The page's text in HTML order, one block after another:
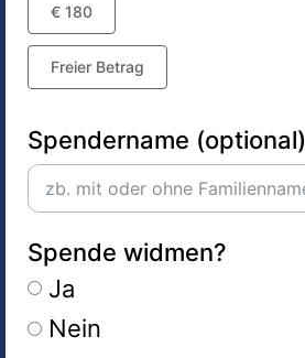
€ 180
Freier Betrag
Spendername (optional)
Spende widmen?
Ja
Nein